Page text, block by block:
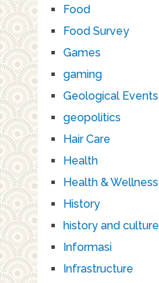
Food
Food Survey
Games
gaming
Geological Events
geopolitics
Hair Care
Health
Health & Wellness
History
history and culture
Informasi
Infrastructure